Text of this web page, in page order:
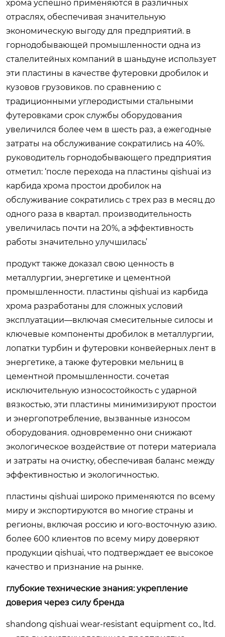
хрома успешно применяются в различных
отраслях, обеспечивая значительную
экономическую выгоду для предприятий. в
горнодобывающей промышленности одна из
сталелитейных компаний в шаньдуне использует
эти пластины в качестве футеровки дробилок и
кузовов грузовиков. по сравнению с
традиционными углеродистыми стальными
футеровками срок службы оборудования
увеличился более чем в шесть раз, а ежегодные
затраты на обслуживание сократились на 40%.
руководитель горнодобывающего предприятия
отметил: ‘после перехода на пластины qishuai из
карбида хрома простои дробилок на
обслуживание сократились с трех раз в месяц до
одного раза в квартал. производительность
увеличилась почти на 20%, а эффективность
работы значительно улучшилась’
продукт также доказал свою ценность в
металлургии, энергетике и цементной
промышленности. пластины qishuai из карбида
хрома разработаны для сложных условий
эксплуатации—включая смесительные силосы и
ключевые компоненты дробилок в металлургии,
лопатки турбин и футеровки конвейерных лент в
энергетике, а также футеровки мельниц в
цементной промышленности. сочетая
исключительную износостойкость с ударной
вязкостью, эти пластины минимизируют простои
и энергопотребление, вызванные износом
оборудования. одновременно они снижают
экологическое воздействие от потери материала
и затраты на очистку, обеспечивая баланс между
эффективностью и экологичностью.
пластины qishuai широко применяются по всему
миру и экспортируются во многие страны и
регионы, включая россию и юго-восточную азию.
более 600 клиентов по всему миру доверяют
продукции qishuai, что подтверждает ее высокое
качество и признание на рынке.
глубокие технические знания: укрепление
доверия через силу бренда
shandong qishuai wear-resistant equipment co., ltd.